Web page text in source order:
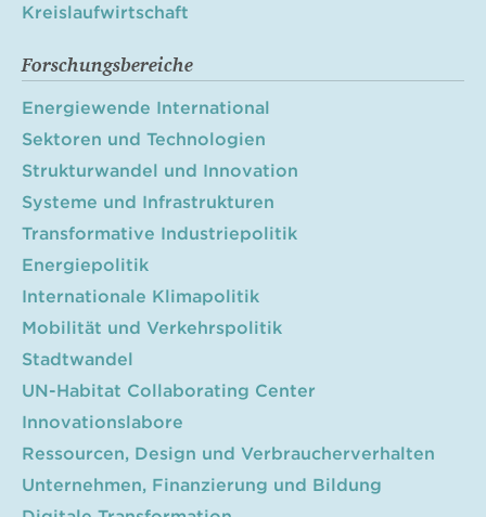
Kreislaufwirtschaft
Forschungsbereiche
Energiewende International
Sektoren und Technologien
Strukturwandel und Innovation
Systeme und Infrastrukturen
Transformative Industriepolitik
Energiepolitik
Internationale Klimapolitik
Mobilität und Verkehrspolitik
Stadtwandel
UN-Habitat Collaborating Center
Innovationslabore
Ressourcen, Design und Verbraucherverhalten
Unternehmen, Finanzierung und Bildung